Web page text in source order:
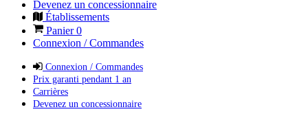
Devenez un concessionnaire
Établissements
Panier0
Connexion / Commandes
Connexion / Commandes
Prix garanti pendant 1 an
Carrières
Devenez un concessionnaire